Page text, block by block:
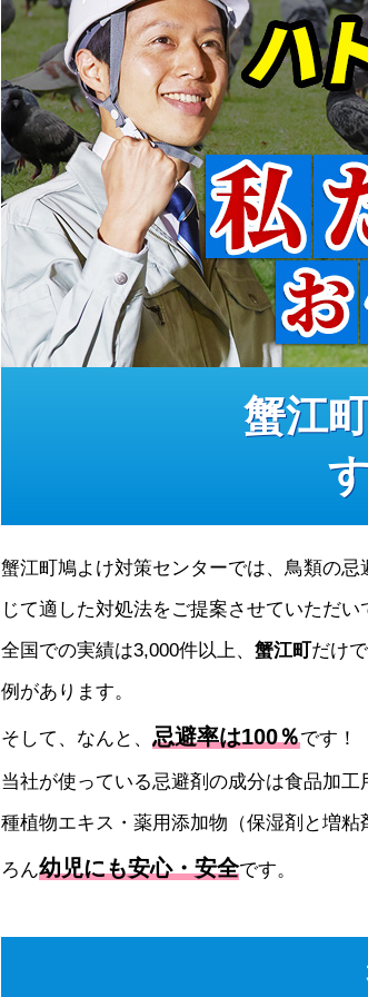
蟹江
蟹江町鳩よけ対策センターでは、鳥類の
じて適した対処法をご提案させていただい
全国での実績は3,000件以上、 蟹江町だけ
例があります。
そして、なんと、 忌避率は100％です！
当社が使っている忌避剤の成分は食品加
種植物エキス・薬用添加物（保湿剤と増
ろん幼児にも安心・安全です。